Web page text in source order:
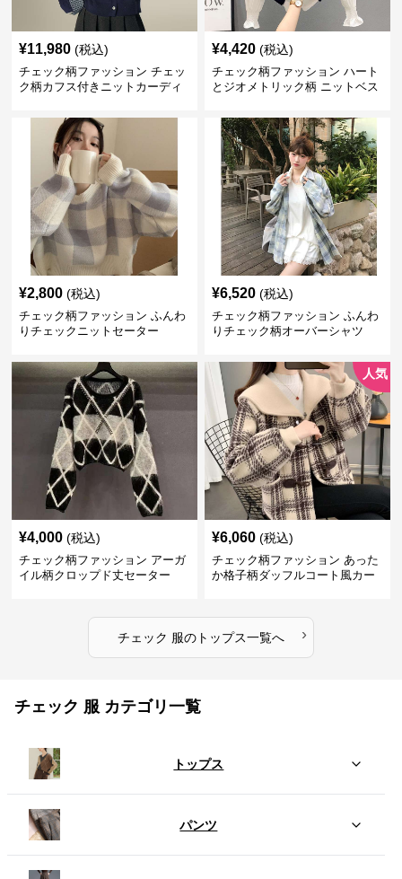
¥11,980 (税込)
チェック柄ファッション チェッ
ク柄カフス付きニットカーディ
¥4,420 (税込)
チェック柄ファッション ハート
とジオメトリック柄 ニットベス
¥2,800 (税込)
チェック柄ファッション ふんわ
りチェックニットセーター
¥6,520 (税込)
チェック柄ファッション ふんわ
りチェック柄オーバーシャツ
¥4,000 (税込)
チェック柄ファッション アーガ
イル柄クロップド丈セーター
人気
¥6,060 (税込)
チェック柄ファッション あった
か格子柄ダッフルコート風カー
チェック 服のトップス一覧へ ›
チェック 服 カテゴリ一覧
トップス
パンツ